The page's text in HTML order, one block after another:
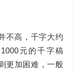
不高，千字大约
元的千字稿
更加困难，一般